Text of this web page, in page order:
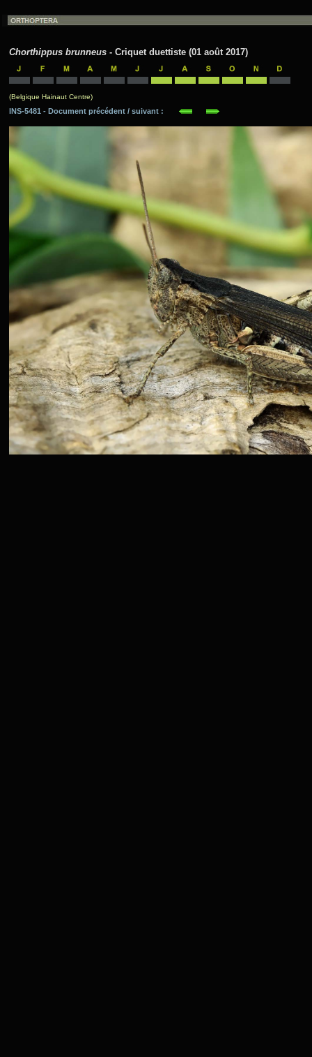
Chorthippus brunneus - Criquet duettiste (01 août 2017)
(Belgique Hainaut Centre)
INS-5481 - Document précédent / suivant :